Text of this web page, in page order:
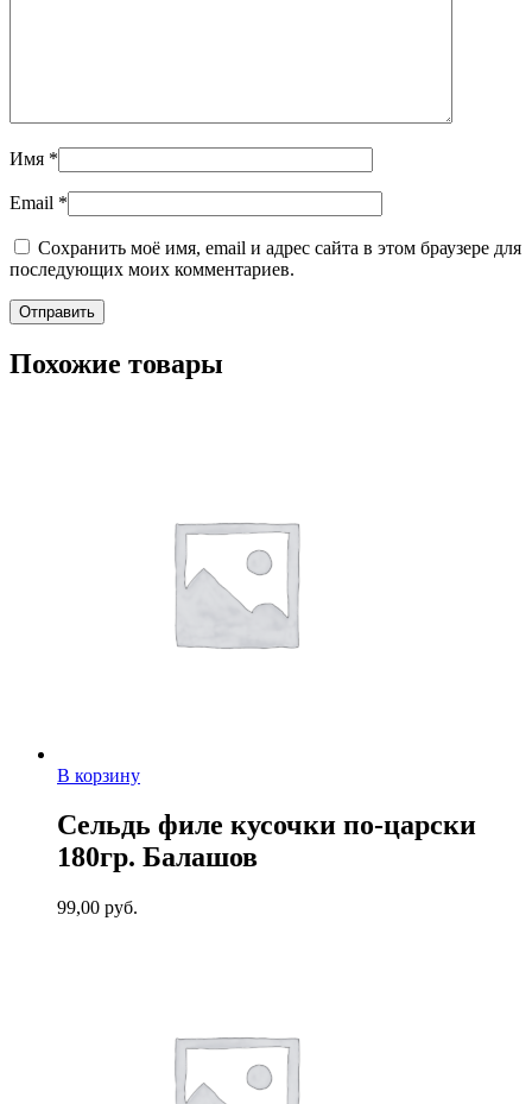
Имя *
Email *
Сохранить моё имя, email и адрес сайта в этом браузере для
последующих моих комментариев.
Похожие товары
В корзину
Сельдь филе кусочки по-царски
180гр. Балашов
99,00 руб.